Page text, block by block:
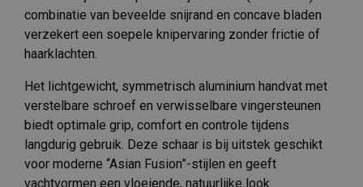
combinatie van beveelde snijrand en concave bladen
verzekert een soepele knipervaring zonder frictie of
haarklachten.
Het lichtgewicht, symmetrisch aluminium handvat met
verstelbare schroef en verwisselbare vingersteunen
biedt optimale grip, comfort en controle tijdens
langdurig gebruik. Deze schaar is bij uitstek geschikt
voor moderne “Asian Fusion”-stijlen en geeft
vachtvormen een vloeiende, natuurlijke look.